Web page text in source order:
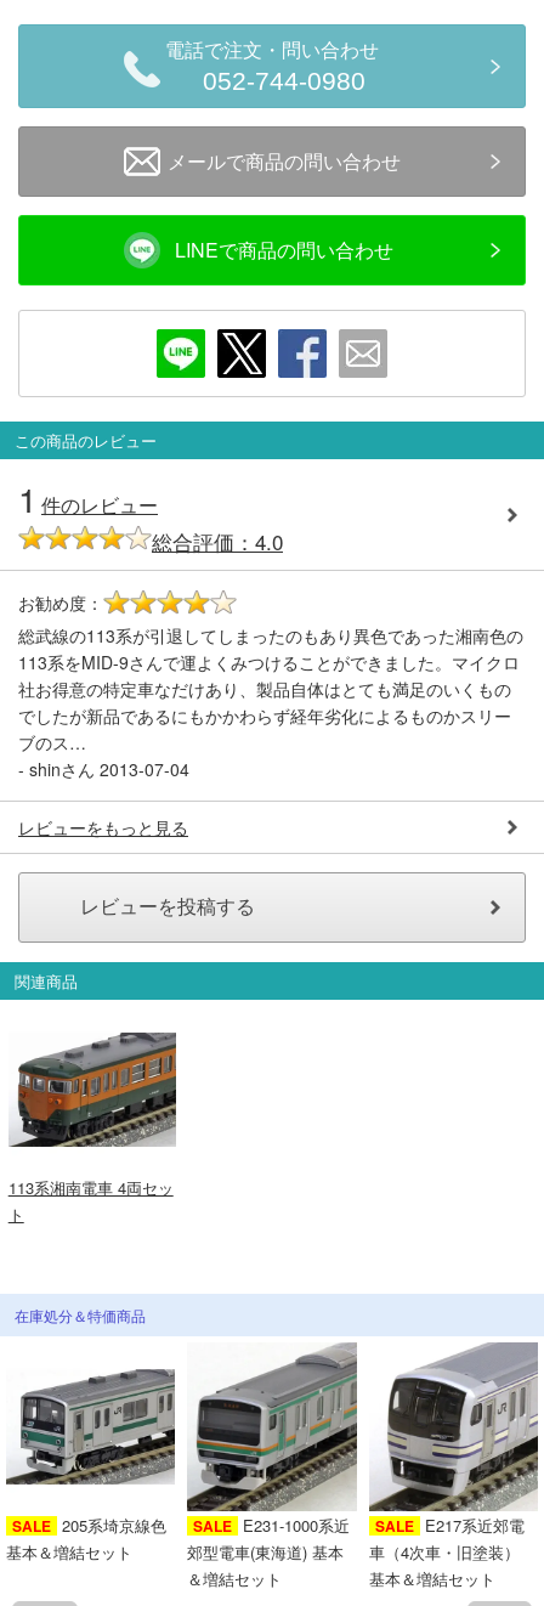
会員ランクについて
レビューについて
電話で注文・問い合わせ
052-744-0980
メールで商品の問い合わせ
LINEで商品の問い合わせ
この商品のレビュー
1 件のレビュー
総合評価：4.0
お勧め度：
総武線の113系が引退してしまったのもあり異色であった湘南色の
113系をMID-9さんで運よくみつけることができました。マイクロ
社お得意の特定車なだけあり、製品自体はとても満足のいくもの
でしたが新品であるにもかかわらず経年劣化によるものかスリー
ブのス…
- shinさん 2013-07-04
レビューをもっと見る
関連商品
113系湘南電車 4両セッ
ト
在庫処分＆特価商品
SALE 205系埼京線色
基本＆増結セット
SALE E231-1000系近
郊型電車(東海道) 基本
＆増結セット
SALE E217系近郊電
車（4次車・旧塗装）
基本＆増結セット